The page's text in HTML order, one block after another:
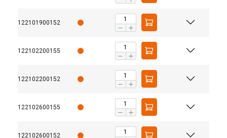
122101900152
122102200155
122102200152
122102600155
122102600152